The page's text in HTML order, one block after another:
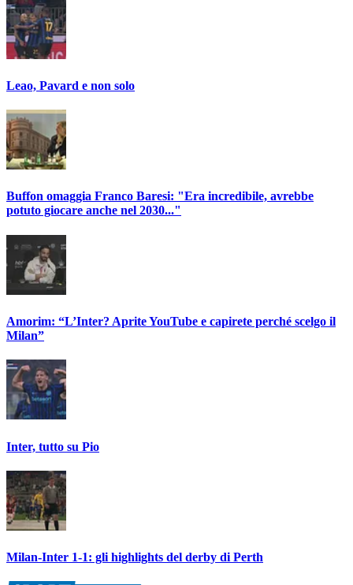
Leao, Pavard e non solo
Buffon omaggia Franco Baresi: "Era incredibile, avrebbe
potuto giocare anche nel 2030..."
Amorim: “L’Inter? Aprite YouTube e capirete perché scelgo il
Milan”
Inter, tutto su Pio
Milan-Inter 1-1: gli highlights del derby di Perth